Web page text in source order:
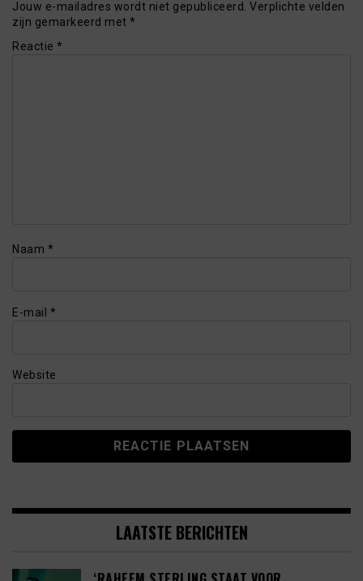
Jouw e-mailadres wordt niet gepubliceerd. Verplichte velden
zijn gemarkeerd met *
Reactie *
Naam *
E-mail *
Website
LAATSTE BERICHTEN